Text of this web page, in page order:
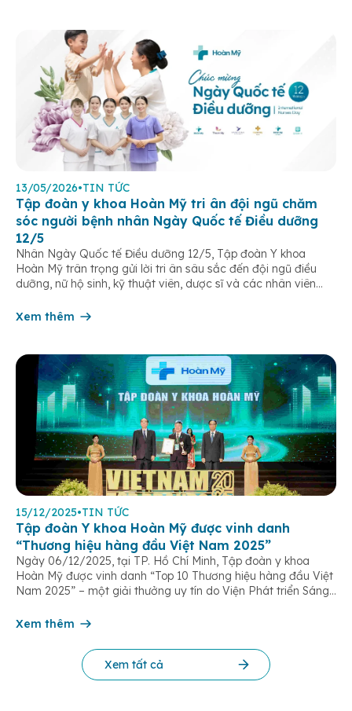
13/05/2026•TIN TỨC
Tập đoàn y khoa Hoàn Mỹ tri ân đội ngũ chăm
sóc người bệnh nhân Ngày Quốc tế Điều dưỡng
12/5
Nhân Ngày Quốc tế Điều dưỡng 12/5, Tập đoàn Y khoa
Hoàn Mỹ trân trọng gửi lời tri ân sâu sắc đến đội ngũ điều
dưỡng, nữ hộ sinh, kỹ thuật viên, dược sĩ và các nhân viên
âm thầm đồng hành trên […]
Xem thêm
15/12/2025•TIN TỨC
Tập đoàn Y khoa Hoàn Mỹ được vinh danh
“Thương hiệu hàng đầu Việt Nam 2025”
Ngày 06/12/2025, tại TP. Hồ Chí Minh, Tập đoàn y khoa
Hoàn Mỹ được vinh danh “Top 10 Thương hiệu hàng đầu Việt
Nam 2025” – một giải thưởng uy tín do Viện Phát triển Sáng
cứu Phát triển Doanh nghiệp Châu Á […]
Xem thêm
Xem tất cả